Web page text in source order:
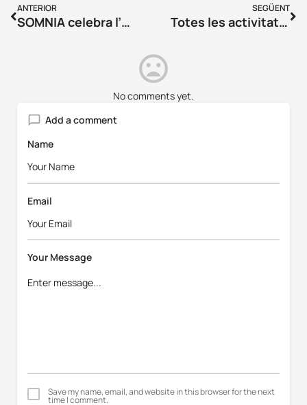
ANTERIOR
SOMNIA celebra l’última gran nit de techno de l’any a Rachdingue, Vilajuïga
SEGÜENT
Totes les activitats per aquest Nadal a Girona
No comments yet.
Add a comment
Name
Email
Your Message
Save my name, email, and website in this browser for the next
time I comment.